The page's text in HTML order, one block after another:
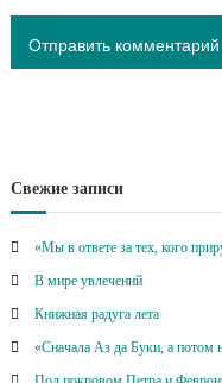
Свежие записи
«Мы в ответе за тех, кого
В мире увлечений
Книжная радуга лета
«Сначала Аз да Буки, а потом